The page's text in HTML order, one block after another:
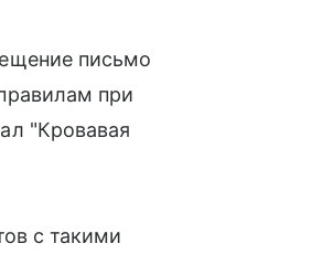
письмо
при
"Кровавая
с такими